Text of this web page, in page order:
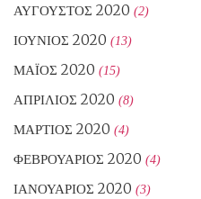
ΑΎΓΟΥΣΤΟΣ 2020 (2)
ΙΟΎΝΙΟΣ 2020 (13)
ΜΆΙΟΣ 2020 (15)
ΑΠΡΊΛΙΟΣ 2020 (8)
ΜΆΡΤΙΟΣ 2020 (4)
ΦΕΒΡΟΥΆΡΙΟΣ 2020 (4)
ΙΑΝΟΥΆΡΙΟΣ 2020 (3)